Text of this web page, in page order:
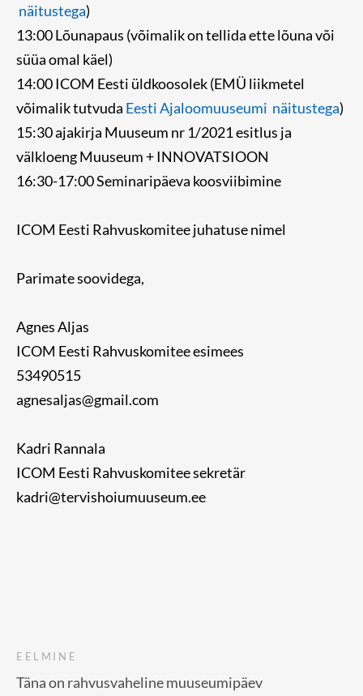
näitustega)
13:00 Lõunapaus (võimalik on tellida ette lõuna või
süüa omal käel)
14:00 ICOM Eesti üldkoosolek (EMÜ liikmetel
võimalik tutvuda Eesti Ajaloomuuseumi näitustega)
15:30 ajakirja Muuseum nr 1/2021 esitlus ja
välkloeng Muuseum + INNOVATSIOON
16:30-17:00 Seminaripäeva koosviibimine
ICOM Eesti Rahvuskomitee juhatuse nimel
Parimate soovidega,
Agnes Aljas
ICOM Eesti Rahvuskomitee esimees
53490515
agnesaljas@gmail.com
Kadri Rannala
ICOM Eesti Rahvuskomitee sekretär
kadri@tervishoiumuuseum.ee
EELMINE
Täna on rahvusvaheline muuseumipäev